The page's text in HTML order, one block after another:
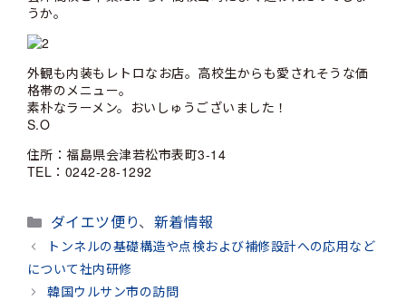
うか。
外観も内装もレトロなお店。高校生からも愛されそうな価
格帯のメニュー。
素朴なラーメン。おいしゅうございました！
S.O
住所：福島県会津若松市表町3-14
TEL：0242-28-1292
カ
テ
ゴ
リ
ダイエツ便り、 新着情報
トンネルの基礎構造や点検および補修設計への応用など
について社内研修
韓国ウルサン市の訪問